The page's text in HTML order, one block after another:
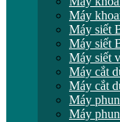
Máy
Máy siết
Máy siết
Máy siết
Máy cắt
Máy cắt
Máy
Máy